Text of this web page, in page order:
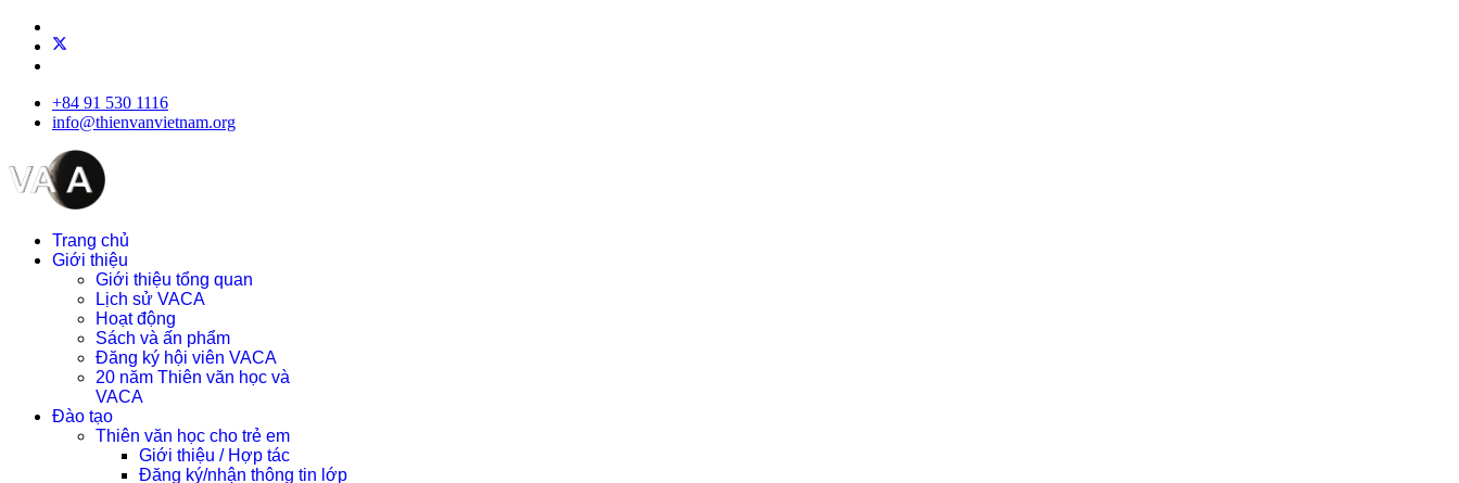
+84 91 530 1116
info@thienvanvietnam.org
Trang chủ
Giới thiệu
Giới thiệu tổng quan
Lịch sử VACA
Hoạt động
Sách và ấn phẩm
Đăng ký hội viên VACA
20 năm Thiên văn học và
VACA
Đào tạo
Thiên văn học cho trẻ em
Giới thiệu / Hợp tác
Đăng ký/nhận thông tin lớp